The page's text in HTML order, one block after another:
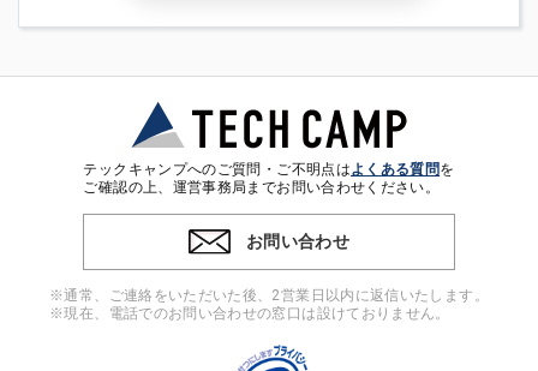
・個人(法人の場合は担当者)を識別できない形式に加工した統
計情報の作成および利用
※上記の利用目的に基づいた本人への連絡及び配信について
4. 個人情報の第三者提供
ンをとるために、氏名等の一部の情報をサービス内で使用する
チャットツールで発信することにより、本サービスの他の利用
者等に提供することがあります。
テックキャンプへのご質問・ご不明点はよくある質問を
ご確認の上、運営事務局までお問い合わせください。
お問い合わせ
※通常、ご連絡をいただいた後、2営業日以内に返信いたします。
※現在、電話でのお問い合わせの窓口は設けておりません。